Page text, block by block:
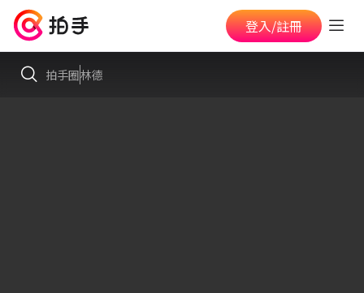
登入/註冊
拍手圈林德